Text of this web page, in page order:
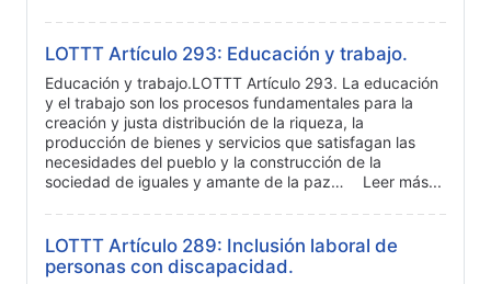
LOTTT Artículo 293: Educación y trabajo.
Educación y trabajo.LOTTT Artículo 293. La educación
y el trabajo son los procesos fundamentales para la
creación y justa distribución de la riqueza, la
producción de bienes y servicios que satisfagan las
necesidades del pueblo y la construcción de la
sociedad de iguales y amante de la paz…
Leer más...
LOTTT Artículo 289: Inclusión laboral de
personas con discapacidad.